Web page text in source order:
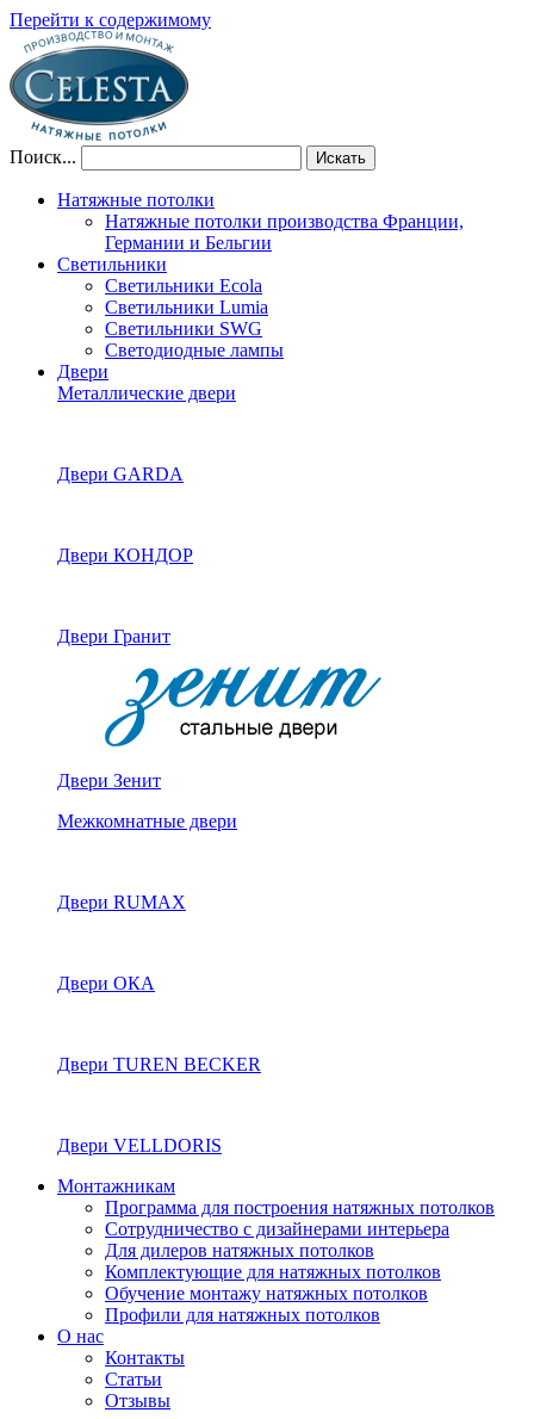
Перейти к содержимому
Поиск... Искать
Натяжные потолки
Натяжные потолки производства Франции,
Германии и Бельгии
Светильники
Светильники Ecola
Светильники Lumia
Светильники SWG
Светодиодные лампы
Двери
Металлические двери
Двери GARDA
Двери КОНДОР
Двери Гранит
Двери Зенит
Межкомнатные двери
Двери RUMAX
Двери ОКА
Двери TUREN BECKER
Двери VELLDORIS
Монтажникам
Программа для построения натяжных потолков
Сотрудничество с дизайнерами интерьера
Для дилеров натяжных потолков
Комплектующие для натяжных потолков
Обучение монтажу натяжных потолков
Профили для натяжных потолков
О нас
Контакты
Статьи
Отзывы